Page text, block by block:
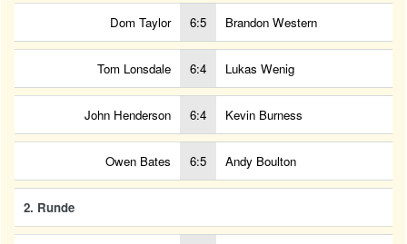
Dom Taylor 6:5 Brandon Western
Tom Lonsdale 6:4 Lukas Wenig
John Henderson 6:4 Kevin Burness
Owen Bates 6:5 Andy Boulton
2. Runde